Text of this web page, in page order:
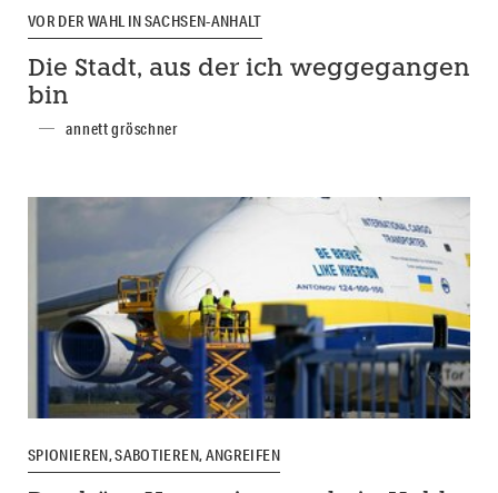
VOR DER WAHL IN SACHSEN-ANHALT
Die Stadt, aus der ich weggegangen
bin
annett gröschner
SPIONIEREN, SABOTIEREN, ANGREIFEN